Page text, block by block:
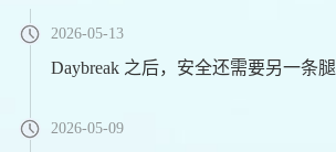
2026-05-13
Daybreak 之后，安全还需要另一条腿
2026-05-09